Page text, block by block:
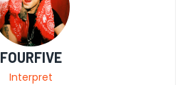
FOURFIVE
Interpret